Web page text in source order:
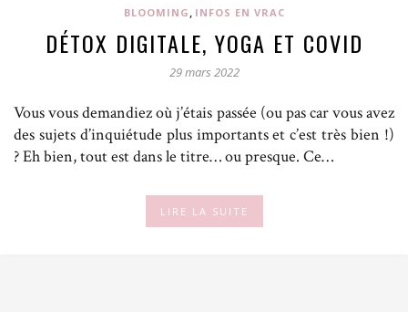
BLOOMING , INFOS EN VRAC
DÉTOX DIGITALE, YOGA ET COVID
29 mars 2022
Vous vous demandiez où j’étais passée (ou pas car vous avez
des sujets d’inquiétude plus importants et c’est très bien !)
? Eh bien, tout est dans le titre… ou presque. Ce…
LIRE LA SUITE